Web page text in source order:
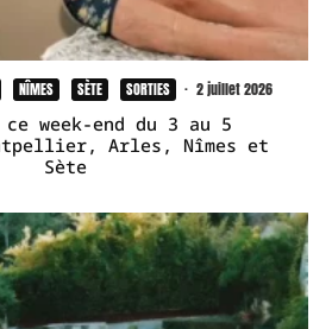
NÎMES SÈTE SORTIES · 2 juillet 2026
week-end du 3 au 5
Arles, Nîmes et
Sète